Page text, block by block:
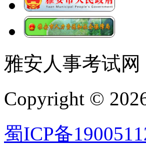
雅安人事考试网
Copyright ©
蜀ICP备